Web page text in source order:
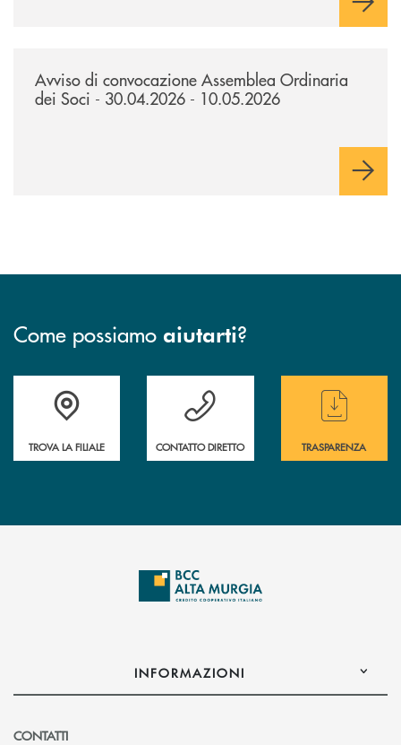
Avviso di convocazione Assemblea Ordinaria
dei Soci - 30.04.2026 - 10.05.2026
Come possiamo aiutarti?
Accedi all' elenco completo delle filiali
TROVA LA FILIALE
Hai bisogno di assistenza immediata ?
CONTATTO DIRETTO
Hai bisogno di
TRASPARENZA
INFORMAZIONI
CONTATTI